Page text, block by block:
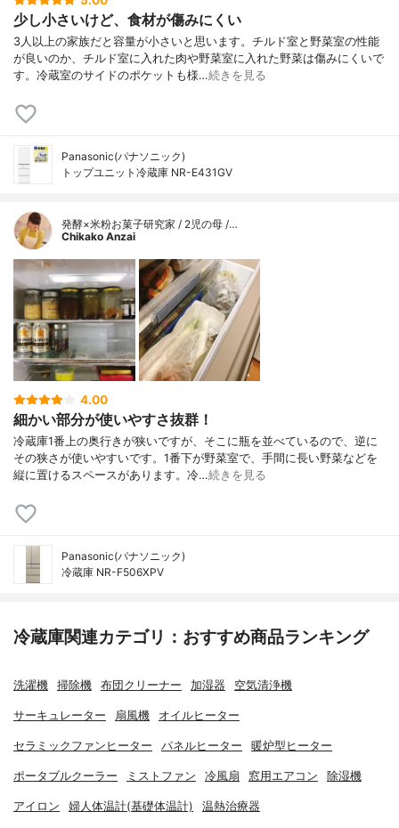
少し小さいけど、食材が傷みにくい
3人以上の家族だと容量が小さいと思います。チルド室と野菜室の性能
が良いのか、チルド室に入れた肉や野菜室に入れた野菜は傷みにくいで
す。冷蔵室のサイドのポケットも様…続きを見る
Panasonic(パナソニック)
トップユニット冷蔵庫 NR-E431GV
発酵×米粉お菓子研究家 / 2児の母 /…
Chikako Anzai
4.00
細かい部分が使いやすさ抜群！
冷蔵庫1番上の奥行きが狭いですが、そこに瓶を並べているので、逆に
その狭さが使いやすいです。1番下が野菜室で、手間に長い野菜などを
縦に置けるスペースがあります。冷…続きを見る
Panasonic(パナソニック)
冷蔵庫 NR-F506XPV
冷蔵庫関連カテゴリ：おすすめ商品ランキング
洗濯機 掃除機 布団クリーナー 加湿器 空気清浄機
サーキュレーター 扇風機 オイルヒーター
セラミックファンヒーター パネルヒーター 暖炉型ヒーター
ポータブルクーラー ミストファン 冷風扇 窓用エアコン 除湿機
アイロン 婦人体温計(基礎体温計) 温熱治療器